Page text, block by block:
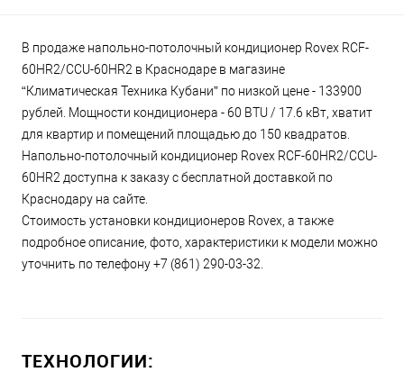
В продаже напольно-потолочный кондиционер Rovex RCF-
60HR2/CCU-60HR2 в Краснодаре в магазине
“Климатическая Техника Кубани” по низкой цене - 133900
рублей. Мощности кондиционера - 60 BTU / 17.6 кВт, хватит
для квартир и помещений площадью до 150 квадратов.
Напольно-потолочный кондиционер Rovex RCF-60HR2/CCU-
60HR2 доступна к заказу с бесплатной доставкой по
Краснодару на сайте.
Стоимость установки кондиционеров Rovex, а также
подробное описание, фото, характеристики к модели можно
уточнить по телефону +7 (861) 290-03-32.
ТЕХНОЛОГИИ: